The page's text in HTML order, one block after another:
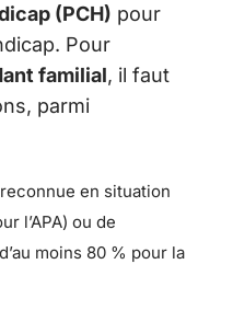
(PCH) pour
Pour
familial, il faut
parmi
en situation
l’APA) ou de
moins 80 % pour la